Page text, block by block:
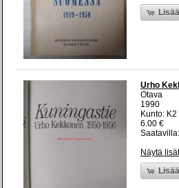
Urho
Otava
1990
Kunto:
6.00 €
Näytä